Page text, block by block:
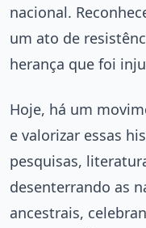
nacional.
um ato de
herança que foi
Hoje, há um
e valorizar essas
pesquisas,
desenterrando as
ancestrais,